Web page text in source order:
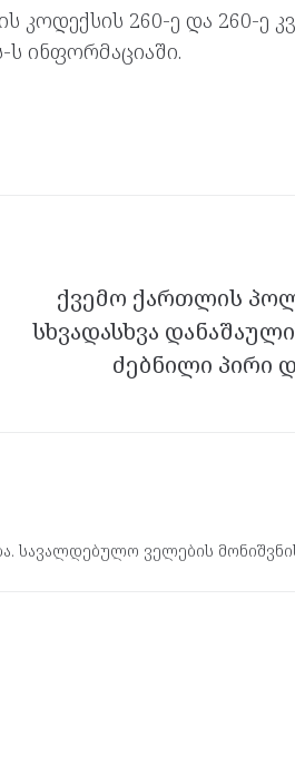
260-ე და 260-ე
ს ინფორმაციაში.
ქვემო ქართლის
სხვადასხვა
ძებნილი პირი
სავალდებულო ველების